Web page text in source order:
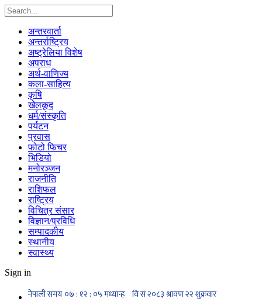
अन्तरवार्ता
अन्तर्राष्ट्रिय
अष्ट्रेलिया विशेष
अपराध
अर्थ-वाणिज्य
कला-साहित्य
कृषि
खेलकूद
धर्म/संस्कृति
पर्यटन
प्रवास
फोटो फिचर
भिडियो
मनोरञ्जन
राजनीति
राशिफल
राष्ट्रिय
विचित्र संसार
विज्ञान/प्रविधि
सम्पादकीय
स्थानीय
स्वास्थ्य
Sign in